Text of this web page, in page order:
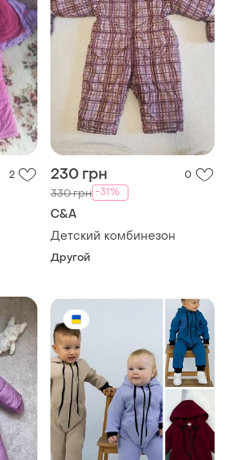
2 230 грн 0
330 грн -31%
C&A
Детский комбинезон
Другой